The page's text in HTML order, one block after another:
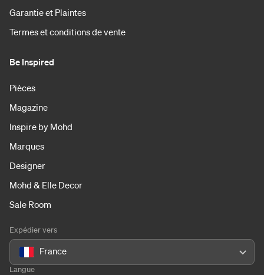
Garantie et Plaintes
Termes et conditions de vente
Be Inspired
Pièces
Magazine
Inspire by Mohd
Marques
Designer
Mohd & Elle Decor
Sale Room
Expédier vers
France
Langue